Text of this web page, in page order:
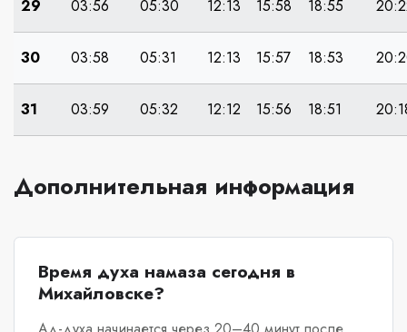
29 03:56 05:30 12:13 15:58 18:55
30 03:58 05:31 12:13 15:57 18:53
31 03:59 05:32 12:12 15:56 18:51
Дополнительная информация
Время духа намаза сегодня в
Михайловске?